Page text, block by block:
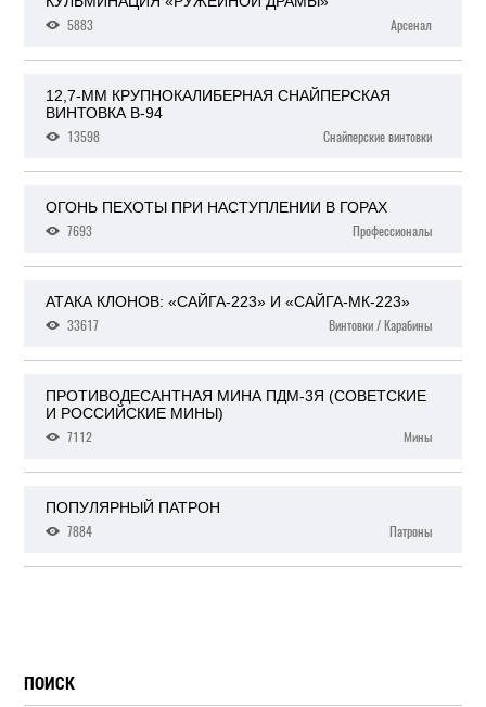
5883
Арсенал
12,7-ММ КРУПНОКАЛИБЕРНАЯ СНАЙПЕРСКАЯ
ВИНТОВКА В-94
13598
Снайперские винтовки
ОГОНЬ ПЕХОТЫ ПРИ НАСТУПЛЕНИИ В ГОРАХ
7693
Профессионалы
АТАКА КЛОНОВ: «САЙГА-223» И «САЙГА-МК-223»
33617
Винтовки / Карабины
ПРОТИВОДЕСАНТНАЯ МИНА ПДМ-3Я (СОВЕТСКИЕ
И РОССИЙСКИЕ МИНЫ)
7112
Мины
ПОПУЛЯРНЫЙ ПАТРОН
7884
Патроны
ПОИСК